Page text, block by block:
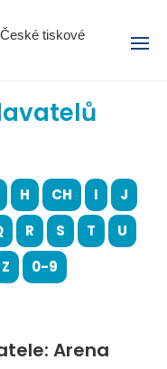
tiskové
Menu
H CH I
J
R S T
U
Z 0-9
Arena